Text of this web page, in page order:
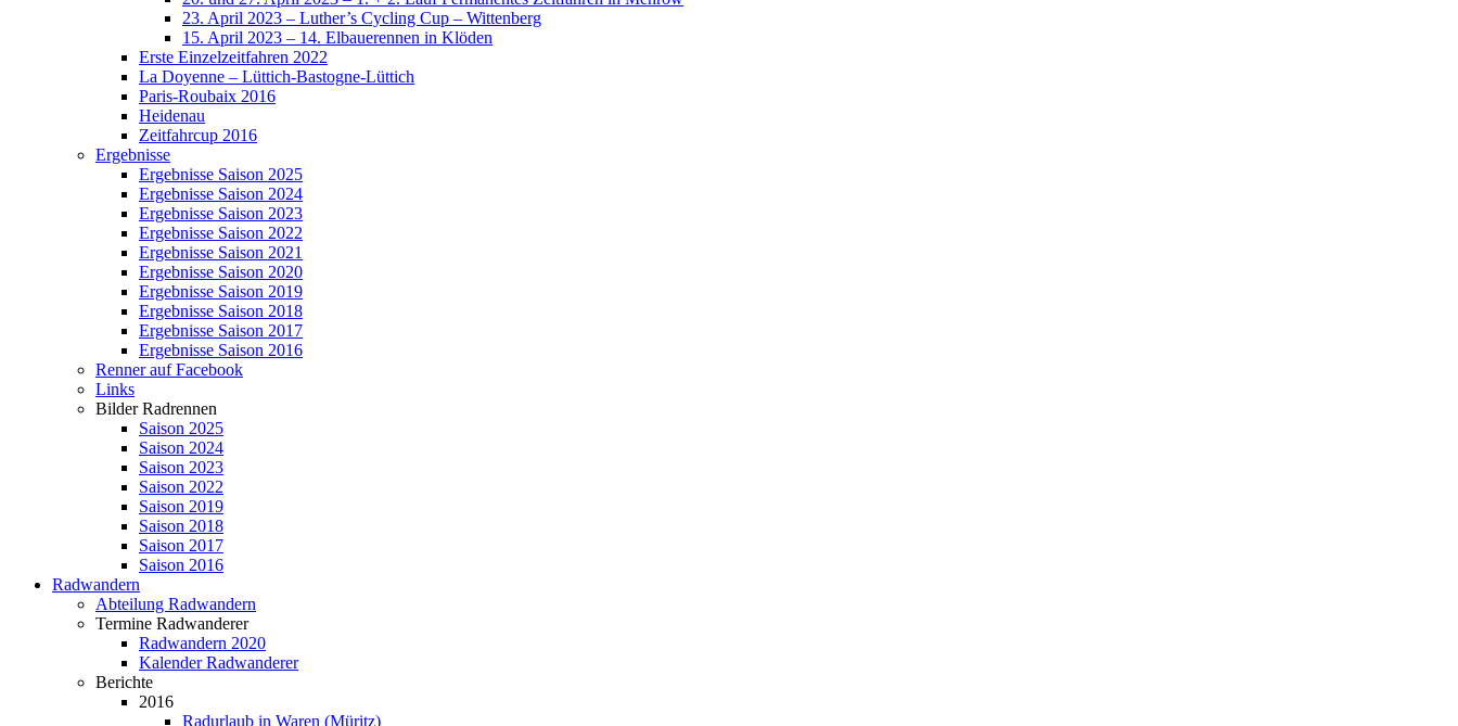
23. April 2023 – Luther’s Cycling Cup – Wittenberg
15. April 2023 – 14. Elbauerennen in Klöden
Erste Einzelzeitfahren 2022
La Doyenne – Lüttich-Bastogne-Lüttich
Paris-Roubaix 2016
Heidenau
Zeitfahrcup 2016
Ergebnisse
Ergebnisse Saison 2025
Ergebnisse Saison 2024
Ergebnisse Saison 2023
Ergebnisse Saison 2022
Ergebnisse Saison 2021
Ergebnisse Saison 2020
Ergebnisse Saison 2019
Ergebnisse Saison 2018
Ergebnisse Saison 2017
Ergebnisse Saison 2016
Renner auf Facebook
Links
Bilder Radrennen
Saison 2025
Saison 2024
Saison 2023
Saison 2022
Saison 2019
Saison 2018
Saison 2017
Saison 2016
Radwandern
Abteilung Radwandern
Termine Radwanderer
Radwandern 2020
Kalender Radwanderer
Berichte
2016
Radurlaub in Waren (Müritz)